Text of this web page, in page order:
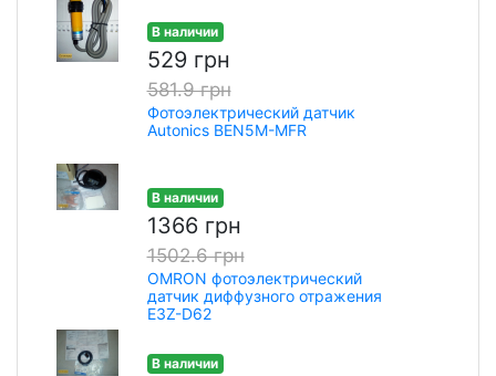
В наличии
529 грн
581.9 грн
Фотоэлектрический датчик
Autonics BEN5M-MFR
В наличии
1366 грн
1502.6 грн
OMRON фотоэлектрический
датчик диффузного отражения
E3Z-D62
В наличии